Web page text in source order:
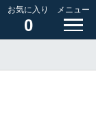
お気に入り
0
メニュー